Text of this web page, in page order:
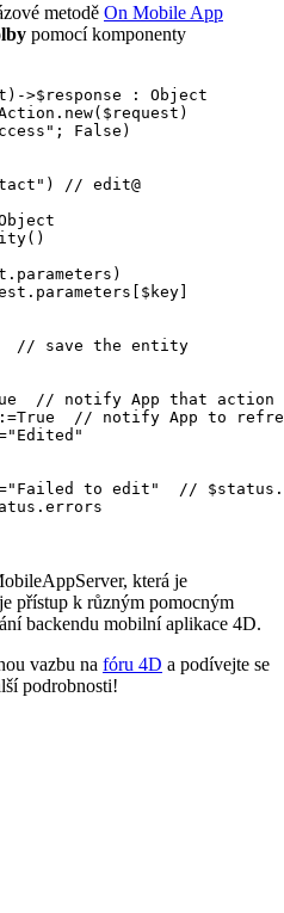
metodě On Mobile App
pomocí komponenty
)->$response : Object
. new
False )
()
. parameters )
. parameters [ $key]
// notify App that action
:=True
// notify App to
to edit"
//
. errors
která je
přístup k různým pomocným
backendu mobilní aplikace 4D.
vazbu na fóru 4D a podívejte se
podrobnosti!